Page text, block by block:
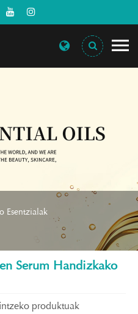
Esentzialak
Serum Handizkako
produktuak